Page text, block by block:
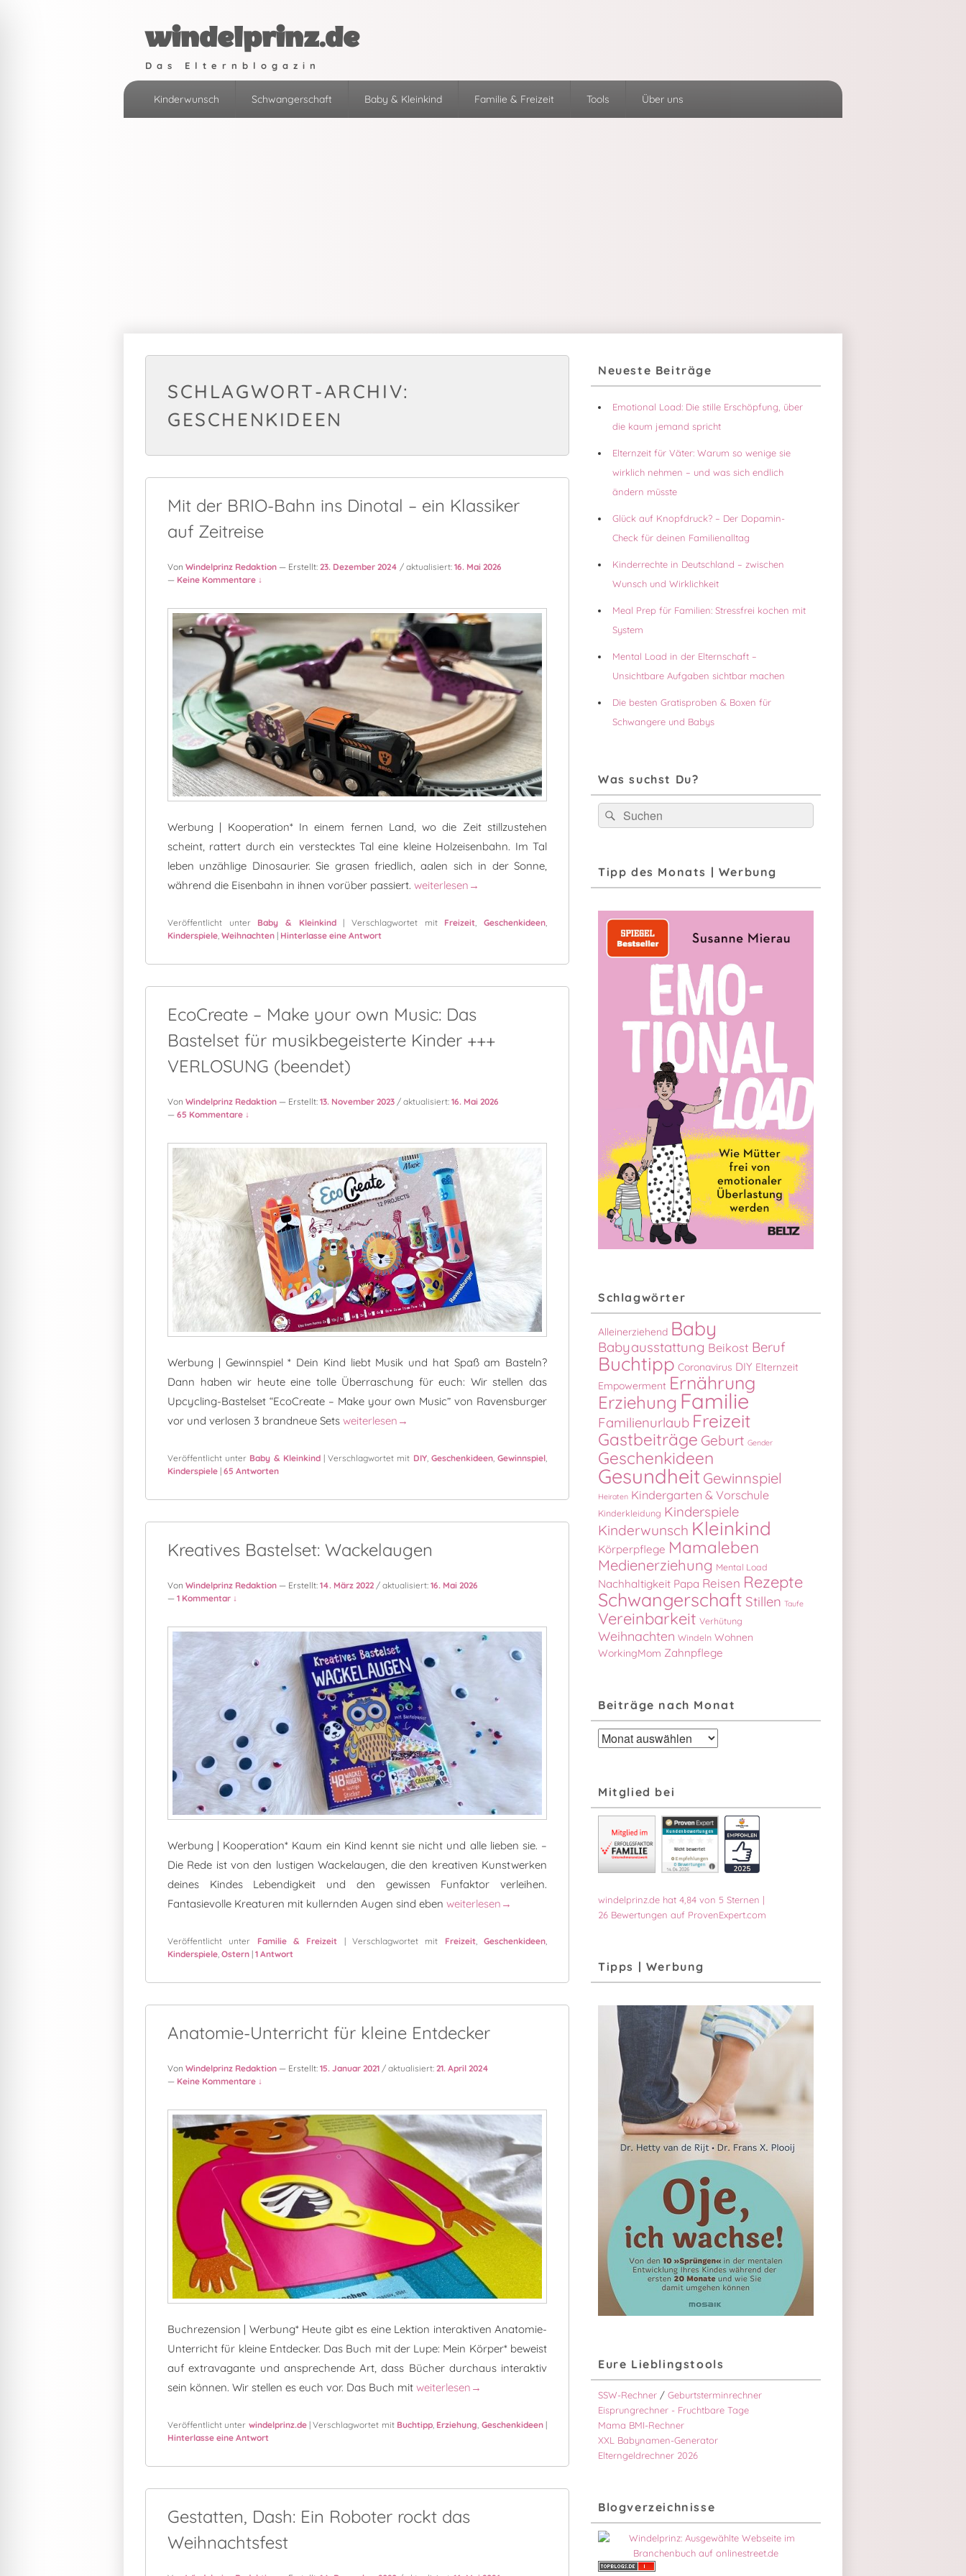
windelprinz.de
Das Elternblogazin
Primäres
Kinderwunsch Schwangerschaft Baby & Kleinkind Familie & Freizeit Tools Über uns
SCHLAGWORT-ARCHIV:
GESCHENKIDEEN
Mit der BRIO-Bahn ins Dinotal – ein Klassiker
auf Zeitreise
Von Windelprinz Redaktion — Erstellt: 23. Dezember 2024 / aktualisiert: 16. Mai 2026
— Keine Kommentare ↓
Werbung | Kooperation* In einem fernen Land, wo die Zeit stillzustehen
scheint, rattert durch ein verstecktes Tal eine kleine Holzeisenbahn. Im Tal
leben unzählige Dinosaurier. Sie grasen friedlich, aalen sich in der Sonne,
während die Eisenbahn in ihnen vorüber passiert. Mit der BRIO-Bahn ins Dinotal – ein Klassiker auf Zeitreise
weiterlesen →
Veröffentlicht unter Baby & Kleinkind |Verschlagwortet mit Freizeit,Geschenkideen,
Kinderspiele, Weihnachten | Hinterlasse eine Antwort
EcoCreate – Make your own Music: Das
Bastelset für musikbegeisterte Kinder +++
VERLOSUNG (beendet)
Von Windelprinz Redaktion — Erstellt: 13. November 2023 / aktualisiert: 16. Mai 2026
— 65 Kommentare ↓
Werbung | Gewinnspiel * Dein Kind liebt Musik und hat Spaß am Basteln?
Dann haben wir heute eine tolle Überraschung für euch: Wir stellen das
Upcycling-Bastelset “EcoCreate – Make your own Music” von Ravensburger
vor und verlosen 3 brandneue Sets EcoCreate – Make your own Music: Das Bastelset für musikbegeisterte Kinder +++ VERLOSUNG (beendet)
weiterlesen →
Veröffentlicht unter Baby & Kleinkind |Verschlagwortet mit DIY, Geschenkideen,Gewinnspiel
Kinderspiele | 65 Antworten
Kreatives Bastelset: Wackelaugen
Von Windelprinz Redaktion — Erstellt: 14. März 2022 / aktualisiert: 16. Mai 2026
— 1 Kommentar ↓
Werbung | Kooperation* Kaum ein Kind kennt sie nicht und alle lieben sie. –
Die Rede ist von den lustigen Wackelaugen, die den kreativen Kunstwerken
deines Kindes Lebendigkeit und den gewissen Funfaktor verleihen.
Fantasievolle Kreaturen mit kullernden Augen sind eben Kreatives Bastelset: Wackelaugen
weiterlesen →
Veröffentlicht unter Familie & Freizeit |Verschlagwortet mit Freizeit,Geschenkideen,
Kinderspiele, Ostern | 1 Antwort
Anatomie-Unterricht für kleine Entdecker
Von Windelprinz Redaktion — Erstellt: 15. Januar 2021 / aktualisiert: 21. April 2024
— Keine Kommentare ↓
Buchrezension | Werbung* Heute gibt es eine Lektion interaktiven Anatomie-
Unterricht für kleine Entdecker. Das Buch mit der Lupe: Mein Körper* beweist
auf extravagante und ansprechende Art, dass Bücher durchaus interaktiv
sein können. Wir stellen es euch vor. Das Buch mit Anatomie-Unterricht für kleine Entdecker
weiterlesen →
Veröffentlicht unter windelprinz.de |Verschlagwortet mit Buchtipp Erziehung Geschenkideen |
Hinterlasse eine Antwort
Gestatten, Dash: Ein Roboter rockt das
Weihnachtsfest
Seitenleisten-
Widgetbereich
Neueste Beiträge
Emotional Load: Die stille Erschöpfung, über
die kaum jemand spricht
Elternzeit für Väter: Warum so wenige sie
wirklich nehmen – und was sich endlich
ändern müsste
Glück auf Knopfdruck? – Der Dopamin-
Check für deinen Familienalltag
Kinderrechte in Deutschland – zwischen
Wunsch und Wirklichkeit
Meal Prep für Familien: Stressfrei kochen mit
System
Mental Load in der Elternschaft –
Unsichtbare Aufgaben sichtbar machen
Die besten Gratisproben & Boxen für
Schwangere und Babys
Was suchst Du?
Suchen
nach:
Suchen
Tipp des Monats | Werbung
Schlagwörter
Alleinerziehend Baby
Babyausstattung Beikost Beruf
Buchtipp Coronavirus DIY Elternzeit
Empowerment Ernährung
Erziehung Familie
Familienurlaub Freizeit
Gastbeiträge Geburt Gender
Geschenkideen
Gesundheit Gewinnspiel
Heiraten Kindergarten & Vorschule
Kinderkleidung Kinderspiele
Kinderwunsch Kleinkind
Körperpflege Mamaleben
Medienerziehung Mental Load
Nachhaltigkeit Papa Reisen Rezepte
Schwangerschaft Stillen Taufe
Vereinbarkeit Verhütung
Weihnachten Windeln Wohnen
WorkingMom Zahnpflege
Beiträge nach Monat
Beiträge
nach
Mitglied bei
windelprinz.de hat 4,84 von 5 Sternen |
26 Bewertungen auf ProvenExpert.com
Tipps | Werbung
Eure Lieblingstools
SSW-Rechner / Geburtsterminrechner
Eisprungrechner - Fruchtbare Tage
Mama BMI-Rechner
XXL Babynamen-Generator
Elterngeldrechner 2026
Blogverzeichnisse